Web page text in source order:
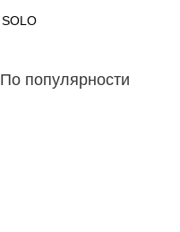
По популярности